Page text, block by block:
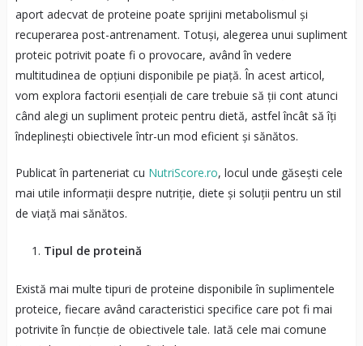
aport adecvat de proteine poate sprijini metabolismul și
recuperarea post-antrenament. Totuși, alegerea unui supliment
proteic potrivit poate fi o provocare, având în vedere
multitudinea de opțiuni disponibile pe piață. În acest articol,
vom explora factorii esențiali de care trebuie să ții cont atunci
când alegi un supliment proteic pentru dietă, astfel încât să îți
îndeplinești obiectivele într-un mod eficient și sănătos.
Publicat în parteneriat cu NutriScore.ro, locul unde găsești cele
mai utile informații despre nutriție, diete și soluții pentru un stil
de viață mai sănătos.
Tipul de proteină
Există mai multe tipuri de proteine disponibile în suplimentele
proteice, fiecare având caracteristici specifice care pot fi mai
potrivite în funcție de obiectivele tale. Iată cele mai comune